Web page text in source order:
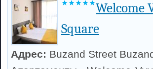
Welcome
Square
Адрес: Buzand Street